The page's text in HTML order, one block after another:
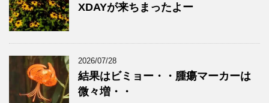
XDAYが来ちまったよー
2026/07/28
結果はビミョー・・腫瘍マーカーは
微々増・・